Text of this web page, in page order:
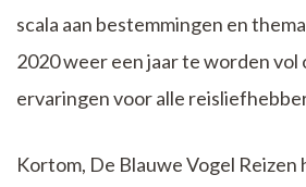
scala aan bestemmingen en
2020 weer een jaar te worden
ervaringen voor alle
Kortom, De Blauwe Vogel